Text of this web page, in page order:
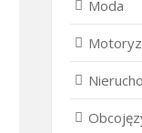
Moda